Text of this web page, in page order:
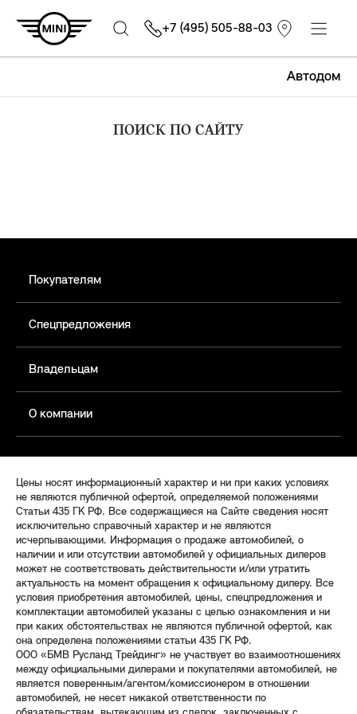
Автодом
+7 (495) 505-88-03
ПОИСК ПО САЙТУ
Покупателям
Спецпредложения
Владельцам
О компании
Цены носят информационный характер и ни при каких условиях
не являются публичной офертой, определяемой положениями
Статьи 435 ГК РФ. Все содержащиеся на Сайте сведения носят
исключительно справочный характер и не являются
исчерпывающими. Информация о продаже автомобилей, о
наличии и или отсутствии автомобилей у официальных дилеров
может не соответствовать действительности и/или утратить
актуальность на момент обращения к официальному дилеру. Все
условия приобретения автомобилей, цены, спецпредложения и
комплектации автомобилей указаны с целью ознакомления и ни
при каких обстоятельствах не являются публичной офертой, как
она определена положениями статьи 435 ГК РФ.
ООО «БМВ Русланд Трейдинг» не участвует во взаимоотношениях
между официальными дилерами и покупателями автомобилей, не
является поверенным/агентом/комиссионером в отношении
автомобилей, не несет никакой ответственности по